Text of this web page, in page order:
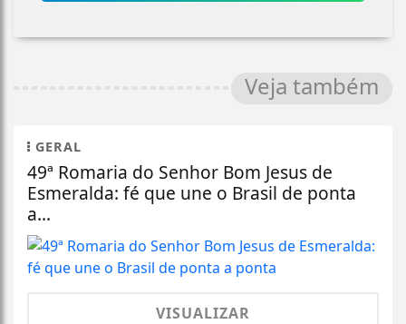
Veja também
GERAL
49ª Romaria do Senhor Bom Jesus de
Esmeralda: fé que une o Brasil de ponta
a...
VISUALIZAR